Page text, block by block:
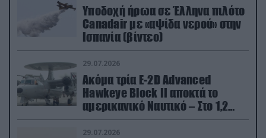
Υποδοχή ήρωα σε Έλληνα πιλότο
Canadair με «αψίδα νερού» στην
Ισπανία (βίντεο)
29.07.2026
Ακόμα τρία E-2D Advanced
Hawkeye Block II αποκτά το
αμερικανικό Ναυτικό – Στο 1,2
δισ.δολάρια το κόστος
29.07.2026